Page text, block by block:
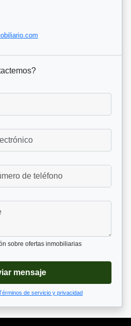
sobre ofertas inmobiliarias
mensaje
de servicio y privacidad